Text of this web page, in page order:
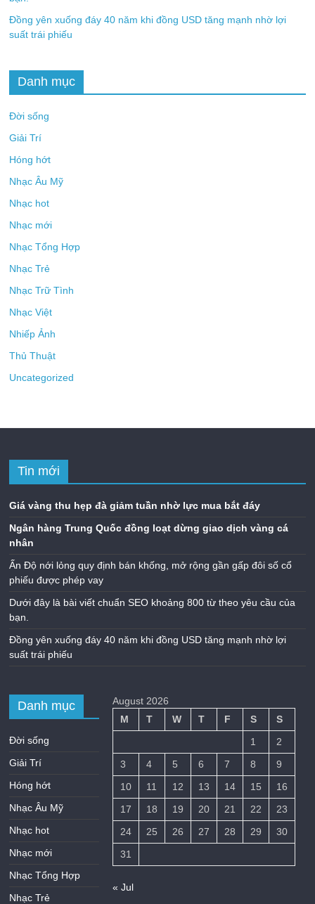
Đồng yên xuống đáy 40 năm khi đồng USD tăng mạnh nhờ lợi
suất trái phiếu
Danh mục
Đời sống
Giải Trí
Hóng hớt
Nhạc Âu Mỹ
Nhạc hot
Nhạc mới
Nhạc Tổng Hợp
Nhạc Trẻ
Nhạc Trữ Tình
Nhạc Việt
Nhiếp Ảnh
Thủ Thuật
Uncategorized
Tin mới
Giá vàng thu hẹp đà giảm tuần nhờ lực mua bắt đáy
Ngân hàng Trung Quốc đồng loạt dừng giao dịch vàng cá
nhân
Ấn Độ nới lỏng quy định bán khống, mở rộng gần gấp đôi số cổ
phiếu được phép vay
Dưới đây là bài viết chuẩn SEO khoảng 800 từ theo yêu cầu của
bạn.
Đồng yên xuống đáy 40 năm khi đồng USD tăng mạnh nhờ lợi
suất trái phiếu
Danh mục
Đời sống
Giải Trí
Hóng hớt
Nhạc Âu Mỹ
Nhạc hot
Nhạc mới
Nhạc Tổng Hợp
Nhạc Trẻ
August 2026
M
T W T F S
S
1
2
3
4 5 6 7 8
9
10
11 12 13 14 15
16
17
18 19 20 21 22
23
24
25 26 27 28 29
30
31
« Jul